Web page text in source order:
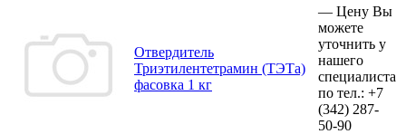
Отвердитель
Триэтилентетрамин (ТЭТа)
фасовка 1 кг
— Цену Вы
можете
уточнить у
нашего
специалиста
по тел.: +7
(342) 287-
50-90